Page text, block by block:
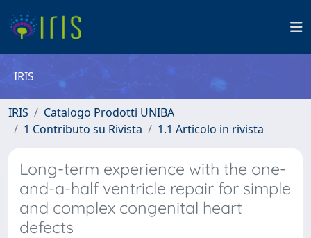
IRIS
IRIS
Catalogo Prodotti UNIBA
1 Contributo su Rivista
1.1 Articolo in rivista
Long-term experience with the one-
and-a-half ventricle repair for simple
and complex congenital heart
defects